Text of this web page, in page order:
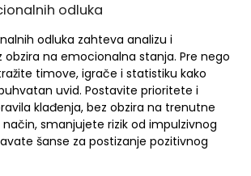
odluka
odluka zahteva analizu i
obzira na emocionalna stanja. Pre nego
timove, igrače i statistiku kako
uvid. Postavite prioritete i
klađenja, bez obzira na trenutne
način, smanjujete rizik od impulzivnog
šanse za postizanje pozitivnog